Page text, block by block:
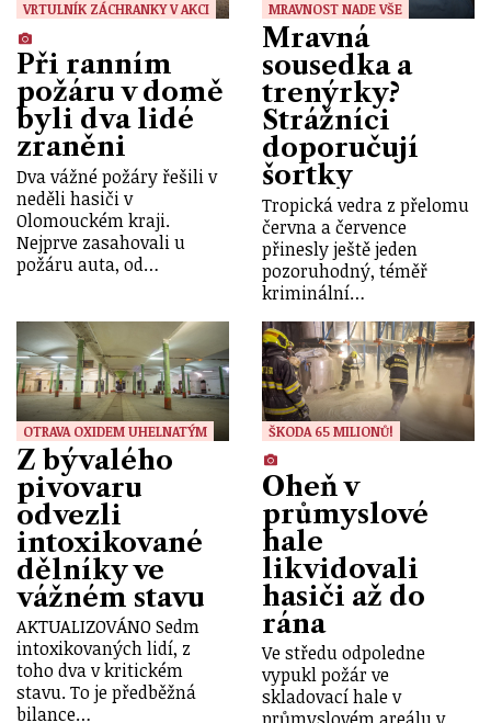
VRTULNÍK ZÁCHRANKY V AKCI
Při ranním
požáru v domě
byli dva lidé
zraněni
Dva vážné požáry řešili v
neděli hasiči v
Olomouckém kraji.
Nejprve zasahovali u
požáru auta, od…
MRAVNOST NADE VŠE
Mravná
sousedka a
trenýrky?
Strážníci
doporučují
šortky
Tropická vedra z přelomu
června a července
přinesly ještě jeden
pozoruhodný, téměř
kriminální…
OTRAVA OXIDEM UHELNATÝM
Z bývalého
pivovaru
odvezli
intoxikované
dělníky ve
vážném stavu
AKTUALIZOVÁNO Sedm
intoxikovaných lidí, z
toho dva v kritickém
stavu. To je předběžná
bilance…
ŠKODA 65 MILIONŮ!
Oheň v
průmyslové
hale
likvidovali
hasiči až do
rána
Ve středu odpoledne
vypukl požár ve
skladovací hale v